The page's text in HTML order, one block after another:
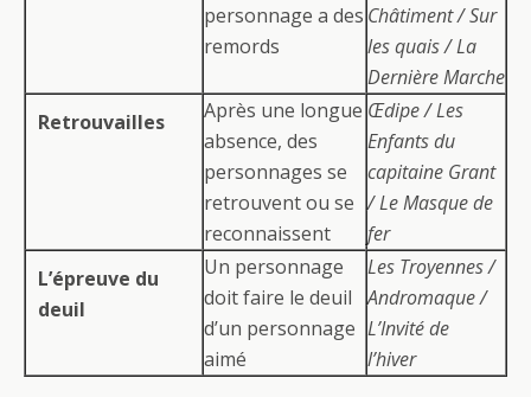
personnage a des
remords
Châtiment / Sur
les quais / La
Dernière Marche
Retrouvailles
Après une longue
absence, des
personnages se
retrouvent ou se
reconnaissent
Œdipe / Les
Enfants du
capitaine Grant
/ Le Masque de
fer
L’épreuve du
deuil
Un personnage
doit faire le deuil
d’un personnage
aimé
Les Troyennes /
Andromaque /
L’Invité de
l’hiver